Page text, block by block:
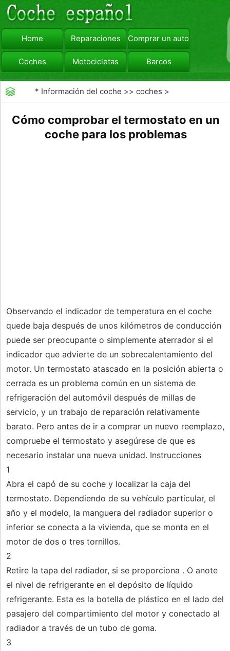
Home Reparaciones Comprar un automóvil
Coches Motocicletas Barcos
viajar Camiones
* Información del coche >>coches >
Cómo comprobar el termostato en un
coche para los problemas
Observando el indicador de temperatura en el coche
quede baja después de unos kilómetros de conducción
puede ser preocupante o simplemente aterrador si el
indicador que advierte de un sobrecalentamiento del
motor. Un termostato atascado en la posición abierta o
cerrada es un problema común en un sistema de
refrigeración del automóvil después de millas de
servicio, y un trabajo de reparación relativamente
barato. Pero antes de ir a comprar un nuevo reemplazo,
compruebe el termostato y asegúrese de que es
necesario instalar una nueva unidad. Instrucciones
1
Abra el capó de su coche y localizar la caja del
termostato. Dependiendo de su vehículo particular, el
año y el modelo, la manguera del radiador superior o
inferior se conecta a la vivienda, que se monta en el
motor de dos o tres tornillos.
2
Retire la tapa del radiador, si se proporciona . O anote
el nivel de refrigerante en el depósito de líquido
refrigerante. Esta es la botella de plástico en el lado del
pasajero del compartimiento del motor y conectado al
radiador a través de un tubo de goma.
3